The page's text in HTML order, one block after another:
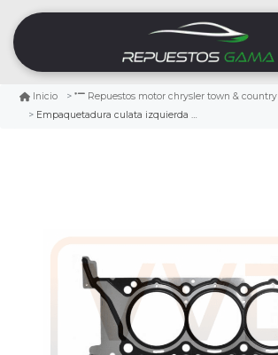
Inicio
Repuestos motor chrysler town & country
Empaquetadura culata izquierda chrysler town & country 3.6 2011/2016